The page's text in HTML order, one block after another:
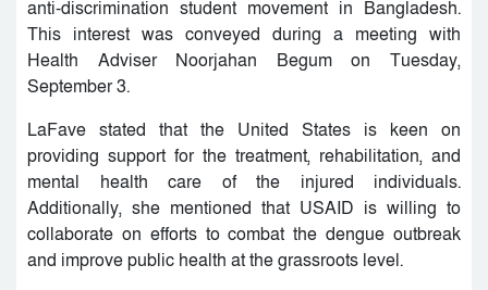
anti-discrimination student movement in Bangladesh.
This interest was conveyed during a meeting with
Health Adviser Noorjahan Begum on Tuesday,
September 3.
LaFave stated that the United States is keen on
providing support for the treatment, rehabilitation, and
mental health care of the injured individuals.
Additionally, she mentioned that USAID is willing to
collaborate on efforts to combat the dengue outbreak
and improve public health at the grassroots level.